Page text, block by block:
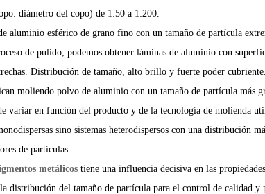
diámetro del copo) de 1:50 a 1:200.
aluminio esférico de grano fino con un tamaño de partícula
de pulido, podemos obtener láminas de aluminio con
Distribución de tamaño, alto brillo y fuerte poder cubriente.
moliendo polvo de aluminio con un tamaño de partícula más
variar en función del producto y de la tecnología de molienda
sino sistemas heterodispersos con una distribución
de partículas.
metálicostiene una influencia decisiva en las
distribución del tamaño de partícula para el control de calidad y